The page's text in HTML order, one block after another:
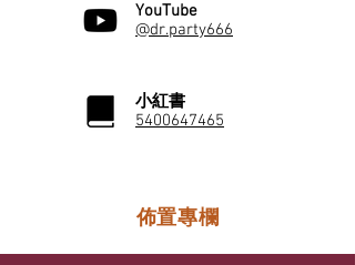
YouTube
@dr.party666
小紅書
5400647465
佈置專欄